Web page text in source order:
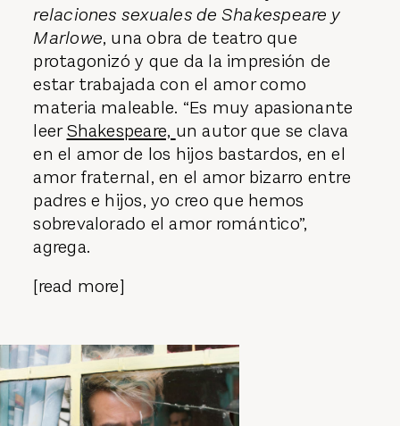
relaciones sexuales de Shakespeare y
Marlowe, una obra de teatro que
protagonizó y que da la impresión de
estar trabajada con el amor como
materia maleable. “Es muy apasionante
leerShakespeare, un autor que se clava
en el amor de los hijos bastardos, en el
amor fraternal, en el amor bizarro entre
padres e hijos, yo creo que hemos
sobrevalorado el amor romántico”,
agrega.
[read more]